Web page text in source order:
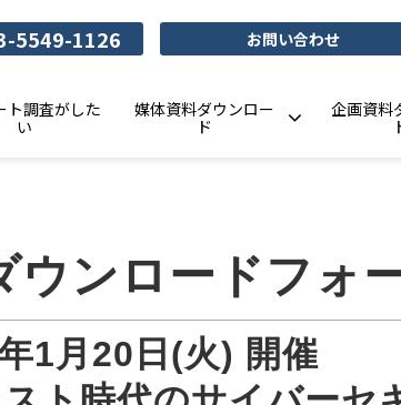
5549-1126 お問い合わせ
ト調査がした
い
媒体資料ダウンロー
ド
企画資料
ウンロードフォ
1月20日(火) 開催